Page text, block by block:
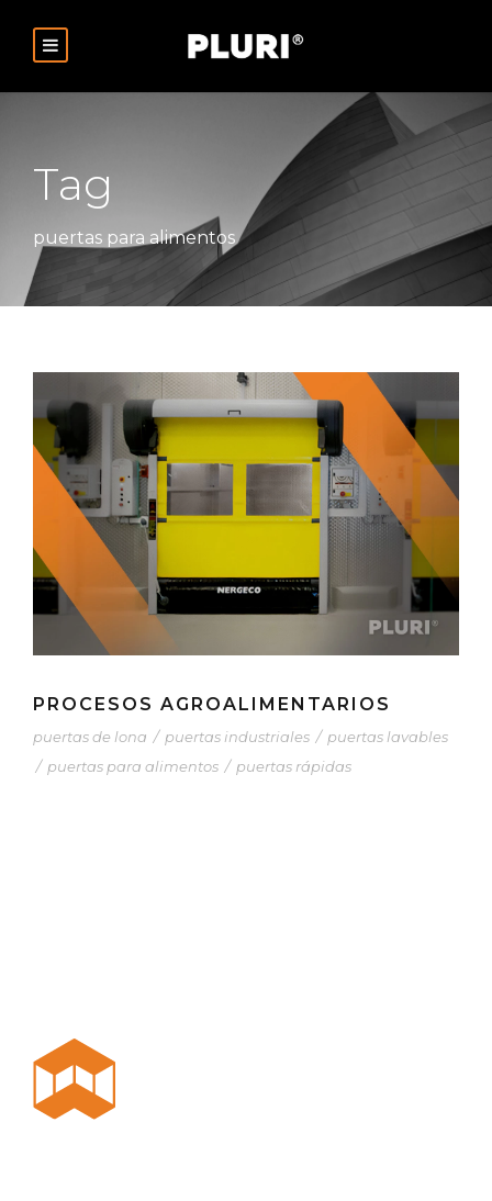
Tag
puertas para alimentos
PROCESOS AGROALIMENTARIOS
puertas de lona / puertas industriales / puertas lavables
/ puertas para alimentos / puertas rápidas